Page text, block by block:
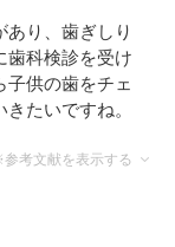
あり、歯ぎしり
歯科検診を受け
子供の歯をチェ
たいですね。
考文献を表示する